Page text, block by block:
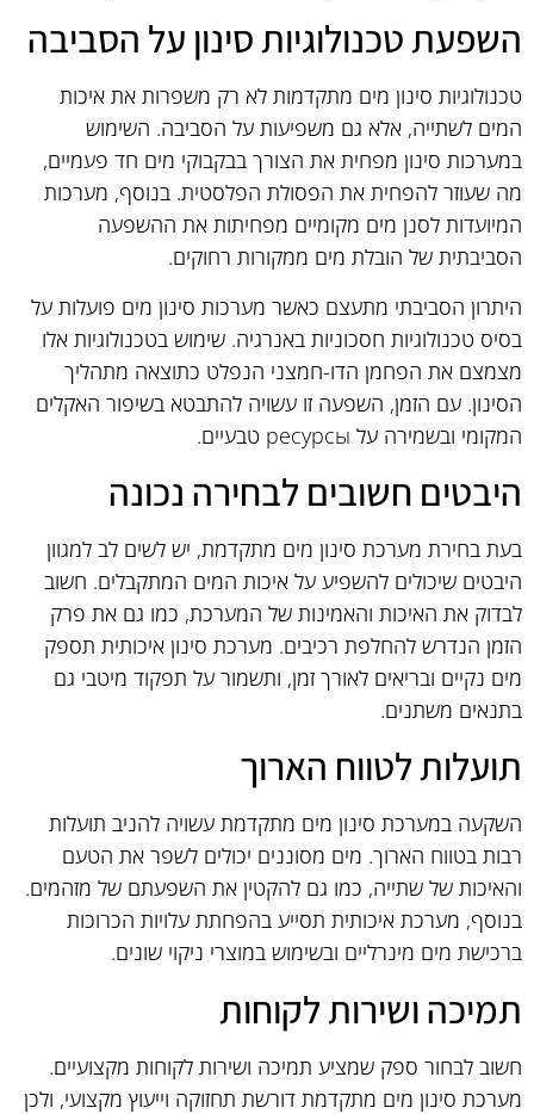
השפעת טכנולוגיות סינון על הסביבה
טכנולוגיות סינון מים מתקדמות לא רק משפרות את איכות
המים לשתייה, אלא גם משפיעות על הסביבה. השימוש
במערכות סינון מפחית את הצורך בבקבוקי מים חד פעמיים,
מה שעוזר להפחית את הפסולת הפלסטית. בנוסף, מערכות
המיועדות לסנן מים מקומיים מפחיתות את ההשפעה
הסביבתית של הובלת מים ממקורות רחוקים.
היתרון הסביבתי מתעצם כאשר מערכות סינון מים פועלות על
בסיס טכנולוגיות חסכוניות באנרגיה. שימוש בטכנולוגיות אלו
מצמצם את הפחמן הדו-חמצני הנפלט כתוצאה מתהליך
הסינון. עם הזמן, השפעה זו עשויה להתבטא בשיפור האקלים
המקומי ובשמירה על ресурсы טבעיים.
היבטים חשובים לבחירה נכונה
בעת בחירת מערכת סינון מים מתקדמת, יש לשים לב למגוון
היבטים שיכולים להשפיע על איכות המים המתקבלים. חשוב
לבדוק את האיכות והאמינות של המערכת, כמו גם את פרק
הזמן הנדרש להחלפת רכיבים. מערכת סינון איכותית תספק
מים נקיים ובריאים לאורך זמן, ותשמור על תפקוד מיטבי גם
בתנאים משתנים.
תועלות לטווח הארוך
השקעה במערכת סינון מים מתקדמת עשויה להניב תועלות
רבות בטווח הארוך. מים מסוננים יכולים לשפר את הטעם
והאיכות של שתייה, כמו גם להקטין את השפעתם של מזהמים.
בנוסף, מערכת איכותית תסייע בהפחתת עלויות הכרוכות
ברכישת מים מינרליים ובשימוש במוצרי ניקוי שונים.
תמיכה ושירות לקוחות
חשוב לבחור ספק שמציע תמיכה ושירות לקוחות מקצועיים.
מערכת סינון מים מתקדמת דורשת תחזוקה וייעוץ מקצועי, ולכן